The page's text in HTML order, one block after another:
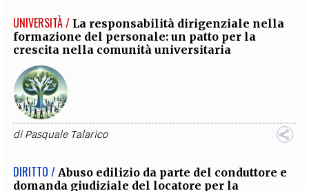
UNIVERSITÀ / La responsabilità dirigenziale nella
formazione del personale: un patto per la
crescita nella comunità universitaria
diPasquale Talarico
DIRITTO / Abuso edilizio da parte del conduttore e
domanda giudiziale del locatore per la